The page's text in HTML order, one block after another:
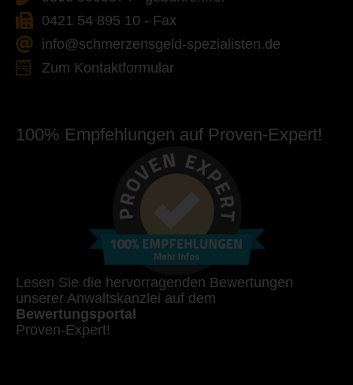
0421 54 895 10 - Fax
info@schmerzensgeld-spezialisten.de
Zum Kontaktformular
100% Empfehlungen auf Proven-Expert!
Lesen Sie die hervorragenden Bewertungen
unserer Anwaltskanzlei auf dem
Bewertungsportal
Proven-Expert!